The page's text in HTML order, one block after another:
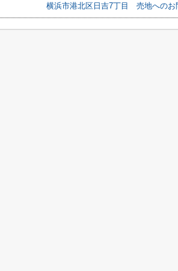
横浜市港北区日吉7丁目 売地へのお